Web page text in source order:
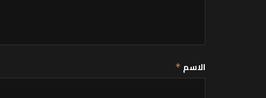
الاسم *